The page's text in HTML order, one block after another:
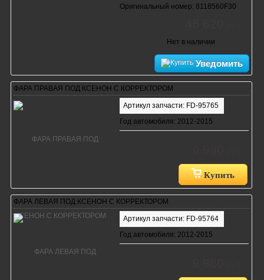
Оригинальный номер: 8118560F30
Нет в наличии
Уведомить
ФАРА ПРАВАЯ ПОД КСЕНОН С КОРРЕКТОРОМ
Артикул запчасти: FD-95765
Год автомобиля: 2012-2015
Купить
ФАРА ЛЕВАЯ ПОД КСЕНОН С КОРРЕКТОРОМ
Артикул запчасти: FD-95764
Год автомобиля: 2012-2015